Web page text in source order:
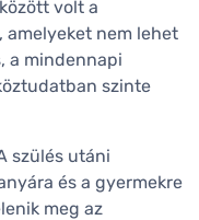
volt a
amelyeket nem lehet
a mindennapi
szinte
szülés utáni
és a gyermekre
meg az